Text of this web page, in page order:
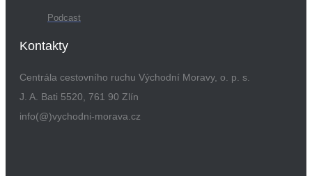
Podcast
Kontakty
Centrála cestovního ruchu Východní Moravy, o. p. s.
J. A. Bati 5520, 761 90 Zlín
info(@)vychodni-morava.cz